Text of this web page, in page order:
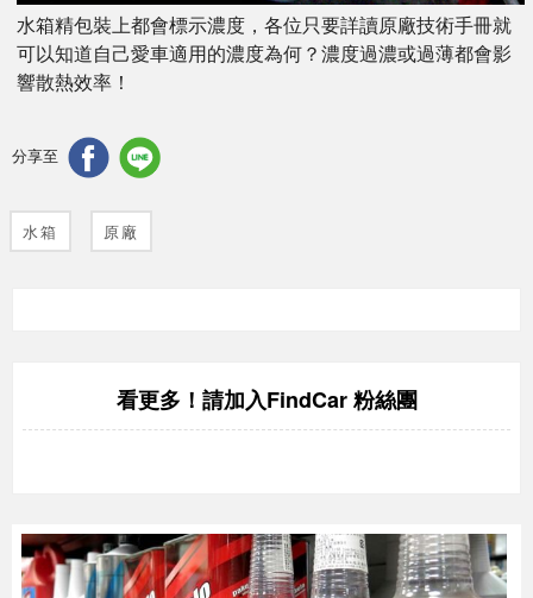
水箱精包裝上都會標示濃度，各位只要詳讀原廠技術手冊就
可以知道自己愛車適用的濃度為何？濃度過濃或過薄都會影
響散熱效率！
分享至
水箱 原廠
看更多！請加入FindCar 粉絲團